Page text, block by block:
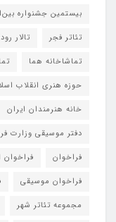
بیستمین جشنواره
تئاتر فجر
تالار
تماشاخانه هما
حوزه هنری انقلاب
خانه هنرمندان ایران
دفتر موسیقی وزارت
فراخوان
فراخوان
فراخوان موسیقی
مجموعه تئاتر شهر